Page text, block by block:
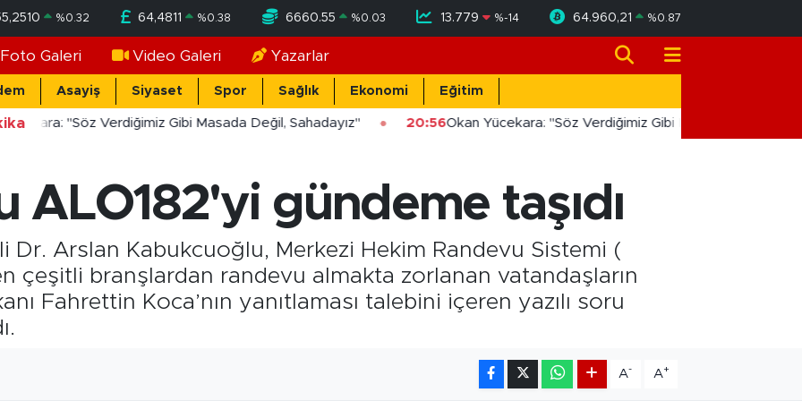
%0.32 64,4811 %0.38 6660.55 %0.03 13.779 %-14 64.960,21 %0.87
Foto Galeri Video Galeri Yazarlar
Asayiş Siyaset Spor Sağlık Ekonomi Eğitim
"Söz Verdiğimiz Gibi Masada Değil, Sahadayız" 20:56Okan Yücekara: "Söz Verdiğimiz Gibi Masada Değil,
ALO182'yi gündeme taşıdı
Dr. Arslan Kabukcuoğlu, Merkezi Hekim Randevu Sistemi (
çeşitli branşlardan randevu almakta zorlanan vatandaşların
Fahrettin Koca’nın yanıtlaması talebini içeren yazılı soru
A- A+